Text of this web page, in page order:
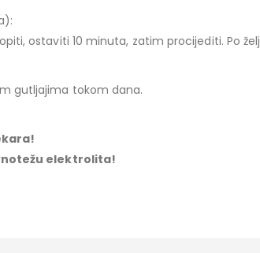
ostaviti 10 minuta, zatim procijediti. Po
gutljajima tokom dana.
elektrolita!